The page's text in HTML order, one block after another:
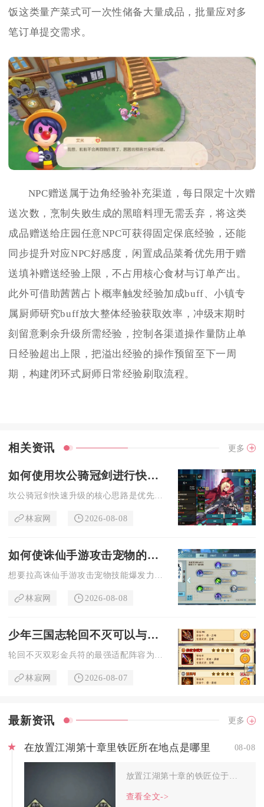
饭这类量产菜式可一次性储备大量成品，批量应对多
笔订单提交需求。
NPC赠送属于边角经验补充渠道，每日限定十次赠
送次数，烹制失败生成的黑暗料理无需丢弃，将这类
成品赠送给庄园任意NPC可获得固定保底经验，还能
同步提升对应NPC好感度，闲置成品菜肴优先用于赠
送填补赠送经验上限，不占用核心食材与订单产出。
此外可借助茜茜占卜概率触发经验加成buff、小镇专
属厨师研究buff放大整体经验获取效率，冲级末期时
刻留意剩余升级所需经验，控制各渠道操作量防止单
日经验超出上限，把溢出经验的操作预留至下一周
期，构建闭环式厨师日常经验刷取流程。
相关资讯 更多
如何使用坎公骑冠剑进行快速升级
林寂网 2026-08-08
如何使诛仙手游攻击宠物的技能更具爆发力
林寂网 2026-08-08
少年三国志轮回不灭可以与谁组成最强阵容
林寂网 2026-08-07
最新资讯 更多
在放置江湖第十章里铁匠所在地点是哪里 08-08
放置江湖第十章的铁匠位于扬州城草河小街深处的打铁铺内，完整行...
查看全文->